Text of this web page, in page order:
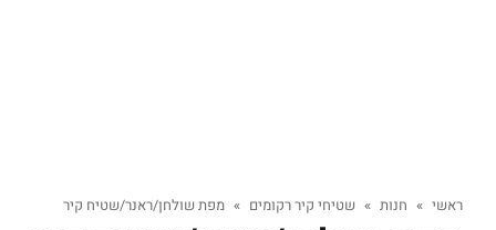
ראשי » חנות » שטיחי קיר רקומים » מפת שולחן/ראנר/שטיח קיר